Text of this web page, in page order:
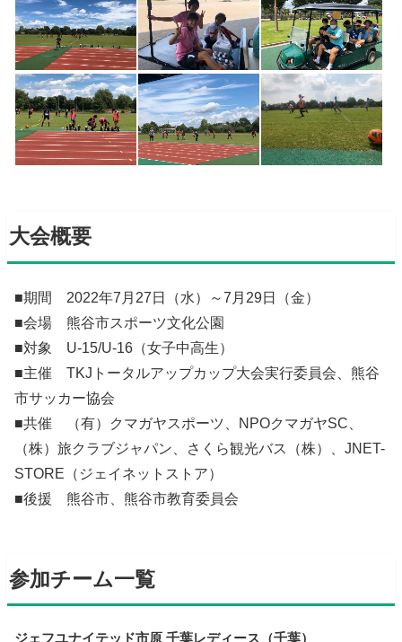
大会概要
■期間 2022年7月27日（水）～7月29日（金）
■会場 熊谷市スポーツ文化公園
■対象 U-15/U-16（女子中高生）
■主催 TKJトータルアップカップ大会実行委員会、熊谷
市サッカー協会
■共催 （有）クマガヤスポーツ、NPOクマガヤSC、
（株）旅クラブジャパン、さくら観光バス（株）、JNET-
STORE（ジェイネットストア）
■後援 熊谷市、熊谷市教育委員会
参加チーム一覧
ジェフユナイテッド市原 千葉レディース（千葉）